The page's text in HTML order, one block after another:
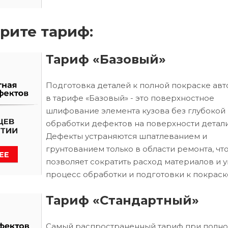
тариф:
Тариф «Базовый»
Подготовка деталей к полной покраске
в тарифе «Базовый» - это поверхностное
шлифование элемента кузова без глубокой
обработки дефектов на поверхности
Дефекты устраняются шпатлеванием и
грунтованием только в области ремонта, что
позволяет сократить расход материалов и
процесс обработки и подготовки к
Тариф «Стандартный»